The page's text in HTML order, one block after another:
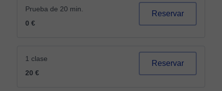
Prueba de 20 min.
0 €
Reservar
1 clase
20 €
Reservar